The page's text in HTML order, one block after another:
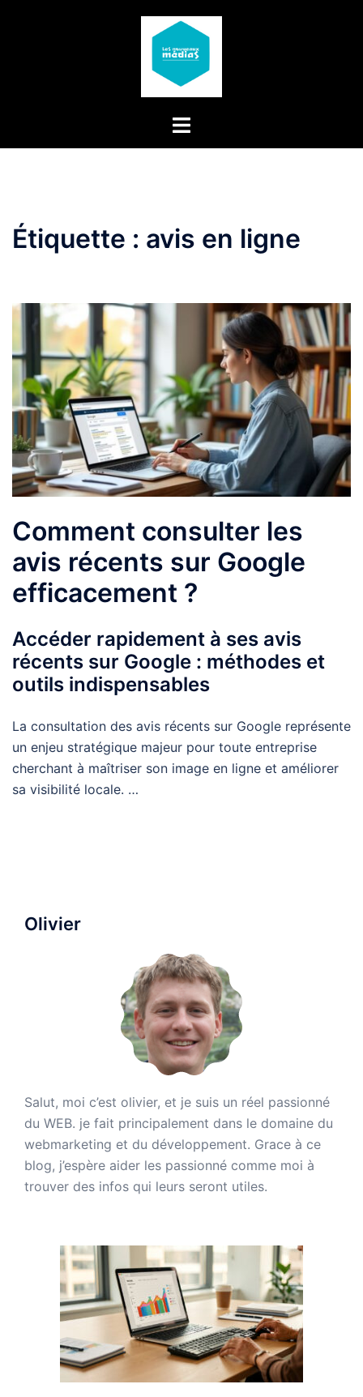
Étiquette : avis en ligne
Comment consulter les
avis récents sur Google
efficacement ?
Accéder rapidement à ses avis
récents sur Google : méthodes et
outils indispensables
La consultation des avis récents sur Google représente
un enjeu stratégique majeur pour toute entreprise
cherchant à maîtriser son image en ligne et améliorer
sa visibilité locale. …
Olivier
Salut, moi c’est olivier, et je suis un réel passionné
du WEB. je fait principalement dans le domaine du
webmarketing et du développement. Grace à ce
blog, j’espère aider les passionné comme moi à
trouver des infos qui leurs seront utiles.